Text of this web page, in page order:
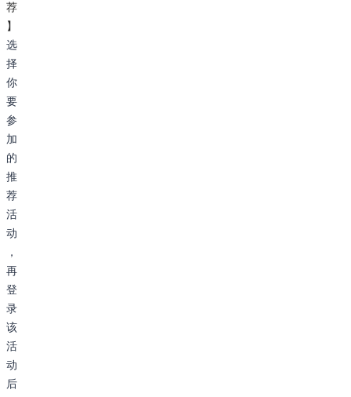
荐
】
选
择
你
要
参
加
的
推
荐
活
动
，
再
登
录
该
活
动
后